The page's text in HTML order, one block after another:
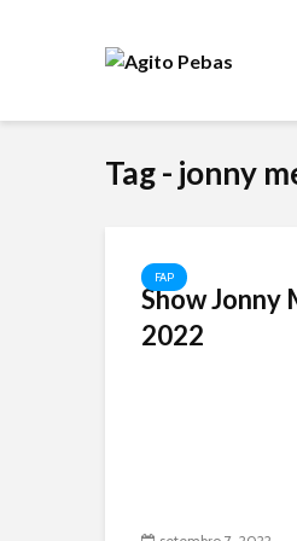
Tag - jonny
FAP
Show Jonny
2022